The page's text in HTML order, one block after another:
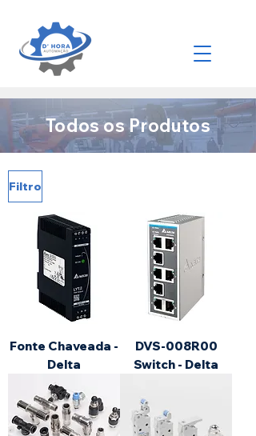
Todos os Produtos
Filtro
Fonte Chaveada -
Delta
DVS-008R00
Switch - Delta